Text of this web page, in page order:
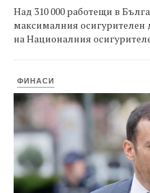
Над 310 000 работещи в
максималния осигурителен
на Националния
ФИНАСИ